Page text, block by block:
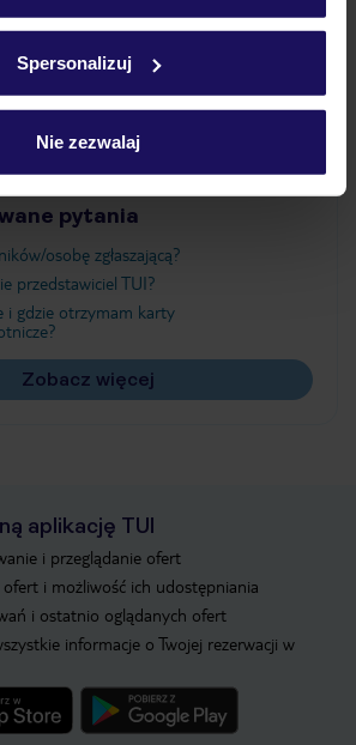
o plikach cookie znajdziesz
Spersonalizuj
Nie zezwalaj
pytania
osobę zgłaszającą?
przedstawiciel TUI?
i gdzie otrzymam karty
Zobacz więcej
aplikację TUI
i przeglądanie ofert
i możliwość ich udostępniania
i ostatnio oglądanych ofert
informacje o Twojej rezerwacji w